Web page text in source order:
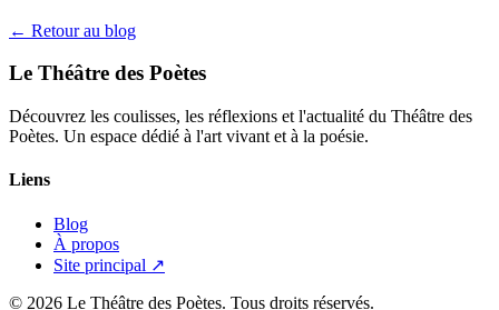
← Retour au blog
Le Théâtre des Poètes
Découvrez les coulisses, les réflexions et l'actualité du Théâtre des
Poètes. Un espace dédié à l'art vivant et à la poésie.
Liens
Blog
À propos
Site principal ↗
© 2026 Le Théâtre des Poètes. Tous droits réservés.